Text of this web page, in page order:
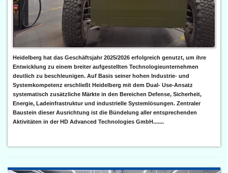
Heidelberg hat das Geschäftsjahr 2025/2026 erfolgreich genutzt, um ihre
Entwicklung zu einem breiter aufgestellten Technologieunternehmen
deutlich zu beschleunigen. Auf Basis seiner hohen Industrie- und
Systemkompetenz erschließt Heidelberg mit dem Dual- Use-Ansatz
systematisch zusätzliche Märkte in den Bereichen Defense, Sicherheit,
Energie, Ladeinfrastruktur und industrielle Systemlösungen. Zentraler
Baustein dieser Ausrichtung ist die Bündelung aller entsprechenden
Aktivitäten in der HD Advanced Technologies GmbH.......